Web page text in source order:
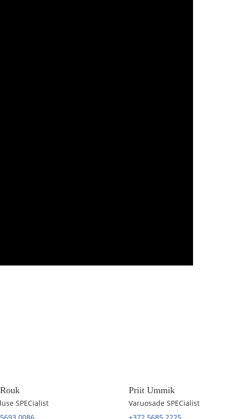
SPECialist
Priit Ummik
Varuosade SPECialist